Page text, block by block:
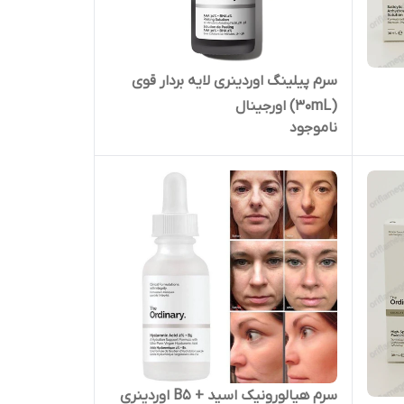
سرم پیلینگ اوردینری لایه بردار قوی
(30mL) اورجینال
ناموجود
سرم هیالورونیک اسید + B5 اوردینری